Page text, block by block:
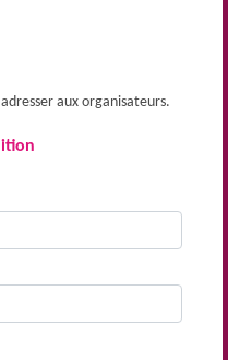
aux organisateurs.